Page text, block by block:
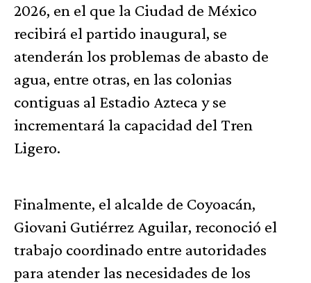
2026, en el que la Ciudad de México
recibirá el partido inaugural, se
atenderán los problemas de abasto de
agua, entre otras, en las colonias
contiguas al Estadio Azteca y se
incrementará la capacidad del Tren
Ligero.
Finalmente, el alcalde de Coyoacán,
Giovani Gutiérrez Aguilar, reconoció el
trabajo coordinado entre autoridades
para atender las necesidades de los